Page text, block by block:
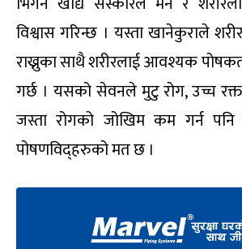
विश्वास गरिन्छ । यस्ता खानेकुराले
राख्नुका साथै शरीरलाई आवश्यक
गर्छ । यसको सेवनले मुटु रोग, उच्च
जस्ता रोगको जोखिम कम गर्न
पोषणविद्हरुको मत छ ।